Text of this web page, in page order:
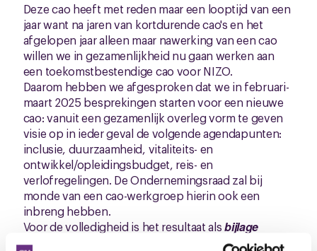
Deze cao heeft met reden maar een looptijd van een
jaar want na jaren van kortdurende cao's en het
afgelopen jaar alleen maar nawerking van een cao
willen we in gezamenlijkheid nu gaan werken aan
een toekomstbestendige cao voor NIZO.
Daarom hebben we afgesproken dat we in februari-
maart 2025 besprekingen starten voor een nieuwe
cao: vanuit een gezamenlijk overleg vorm te geven
visie op in ieder geval de volgende agendapunten:
inclusie, duurzaamheid, vitaliteits- en
ontwikkel/opleidingsbudget, reis- en
verlofregelingen. De Ondernemingsraad zal bij
monde van een cao-werkgroep hierin ook een
inbreng hebben.
Voor de volledigheid is het resultaat alsbijlage
toegevoegd.